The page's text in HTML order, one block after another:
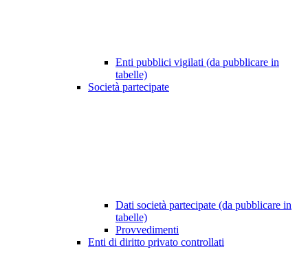
Enti pubblici vigilati (da pubblicare in
tabelle)
Società partecipate
Dati società partecipate (da pubblicare in
tabelle)
Provvedimenti
Enti di diritto privato controllati